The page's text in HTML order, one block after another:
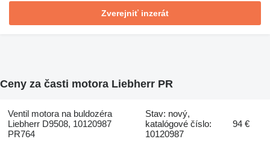
Zverejniť inzerát
Ceny za časti motora Liebherr PR
Ventil motora na buldozéra
Liebherr D9508, 10120987
PR764
Stav: nový,
katalógové číslo:
10120987
94 €